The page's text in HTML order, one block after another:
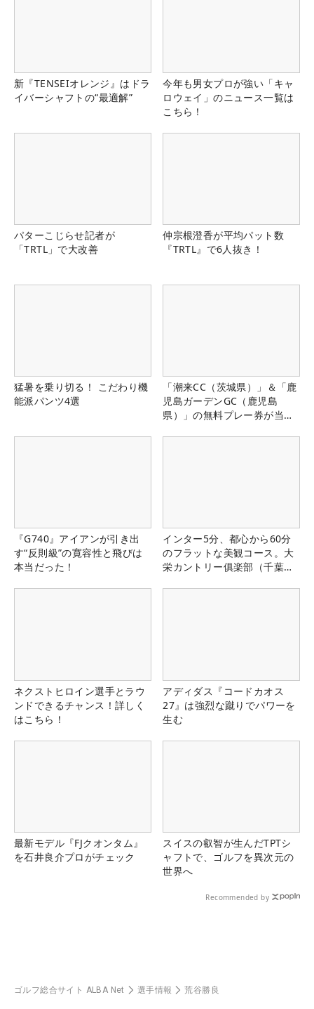
新『TENSEIオレンジ』はドラ
イバーシャフトの“最適解”
今年も男女プロが強い「キャ
ロウェイ」のニュース一覧は
こちら！
パターこじらせ記者が
「TRTL」で大改善
仲宗根澄香が平均パット数
『TRTL』で6人抜き！
猛暑を乗り切る！ こだわり機
能派パンツ4選
「潮来CC（茨城県）」＆「鹿
児島ガーデンGC（鹿児島
県）」の無料プレー券が当た
『G740』アイアンが引き出
す“反則級”の寛容性と飛びは
本当だった！
インター5分、都心から60分
のフラットな美観コース。大
栄カントリー俱楽部（千葉
ネクストヒロイン選手とラウ
ンドできるチャンス！詳しく
はこちら！
アディダス『コードカオス
27』は強烈な蹴りでパワーを
生む
最新モデル『FJクオンタム』
を石井良介プロがチェック
スイスの叡智が生んだTPTシ
ャフトで、ゴルフを異次元の
世界へ
Recommended by
ゴルフ総合サイト ALBA Net 選手情報 荒谷勝良